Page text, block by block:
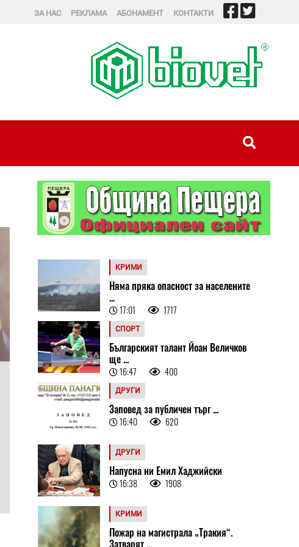
ЗА НАС РЕКЛАМА АБОНАМЕНТ КОНТАКТИ
КРИМИ
Няма пряка опасност за населените
...
17:01 1717
СПОРТ
Българският талант Йоан Величков
ще ...
16:47 400
ДРУГИ
Заповед за публичен търг ...
16:40 620
ДРУГИ
Напусна ни Емил Хаджийски
16:38 1908
КРИМИ
Пожар на магистрала „Тракия“.